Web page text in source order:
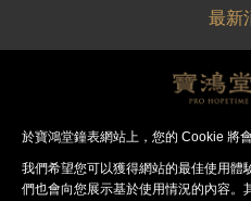
最新
關於
經銷
法律
於寶鴻堂鐘表網站上，您的 Cookie 將
我們希望您可以獲得網站的最佳使⽤體
們也會向您展⽰基於使⽤情況的內容。